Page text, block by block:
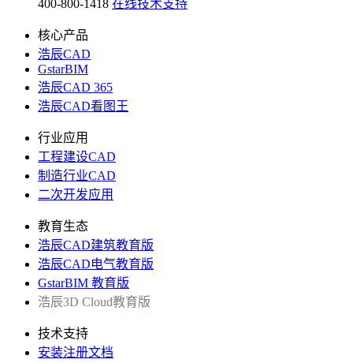
400-800-1418 在线技术支持
核心产品
浩辰CAD
GstarBIM
浩辰CAD 365
浩辰CAD看图王
行业应用
工程建设CAD
制造行业CAD
二次开发应用
教育生态
浩辰CAD建筑教育版
浩辰CAD电气教育版
GstarBIM 教育版
浩辰3D Cloud教育版
技术支持
安装注册文档